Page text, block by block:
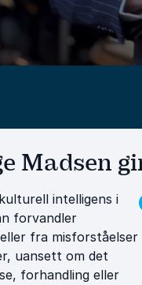
Madsen
intelligens i
forvandler
fra misforståelser
uansett om det
forhandling eller